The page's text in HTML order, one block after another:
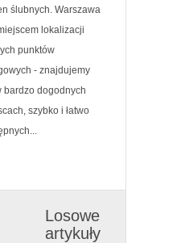
ślubnych. Warszawa
lokalizacji
punktów
- znajdujemy
bardzo dogodnych
szybko i łatwo
Losowe
artykuły